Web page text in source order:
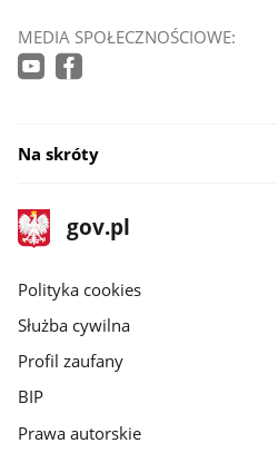
MEDIA SPOŁECZNOŚCIOWE:
Na skróty
stopka
gov.pl
Strona
gov.pl
gov.pl
Polityka cookies
Służba cywilna
Profil zaufany
BIP
Prawa autorskie